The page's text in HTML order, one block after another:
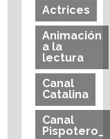
Actrices
Animación
a la
lectura
Canal
Catalina
Canal
Pispotero_